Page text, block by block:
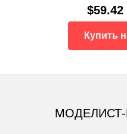
$59.42
Купить